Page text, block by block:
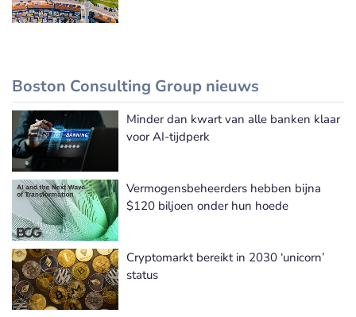
Boston Consulting Group nieuws
Boston Consulting Group nieuws
Minder dan kwart van alle banken klaar
voor AI-tijdperk
Vermogensbeheerders hebben bijna
$120 biljoen onder hun hoede
Cryptomarkt bereikt in 2030 ‘unicorn’
status